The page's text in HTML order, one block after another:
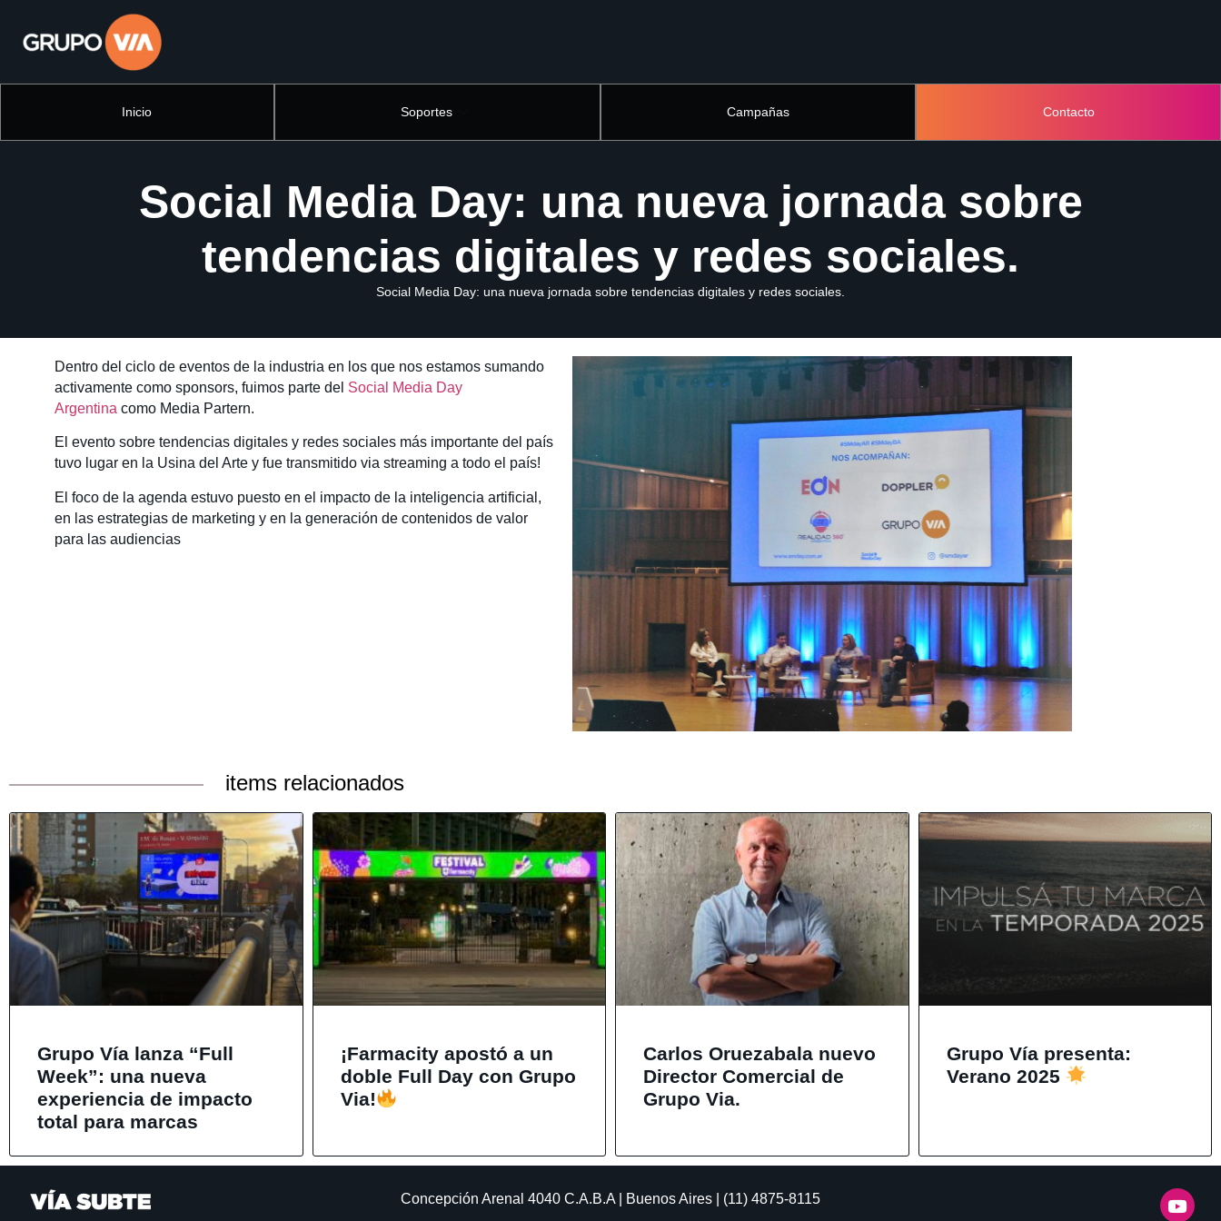
Inicio Soportes Campañas Contacto
Social Media Day: una nueva jornada sobre
tendencias digitales y redes sociales.
Social Media Day: una nueva jornada sobre tendencias digitales y redes sociales.
Dentro del ciclo de eventos de la industria en los que nos estamos sumando
activamente como sponsors, fuimos parte del Social Media Day
Argentina como Media Partern.
El evento sobre tendencias digitales y redes sociales más importante del país
tuvo lugar en la Usina del Arte y fue transmitido via streaming a todo el país!
El foco de la agenda estuvo puesto en el impacto de la inteligencia artificial,
en las estrategias de marketing y en la generación de contenidos de valor
para las audiencias
items relacionados
Grupo Vía lanza “Full
Week”: una nueva
experiencia de impacto
total para marcas
¡Farmacity apostó a un
doble Full Day con Grupo
Via!
Carlos Oruezabala nuevo
Director Comercial de
Grupo Via.
Grupo Vía presenta:
Verano 2025
Concepción Arenal 4040C.A.B.A | Buenos Aires | (11) 4875-8115